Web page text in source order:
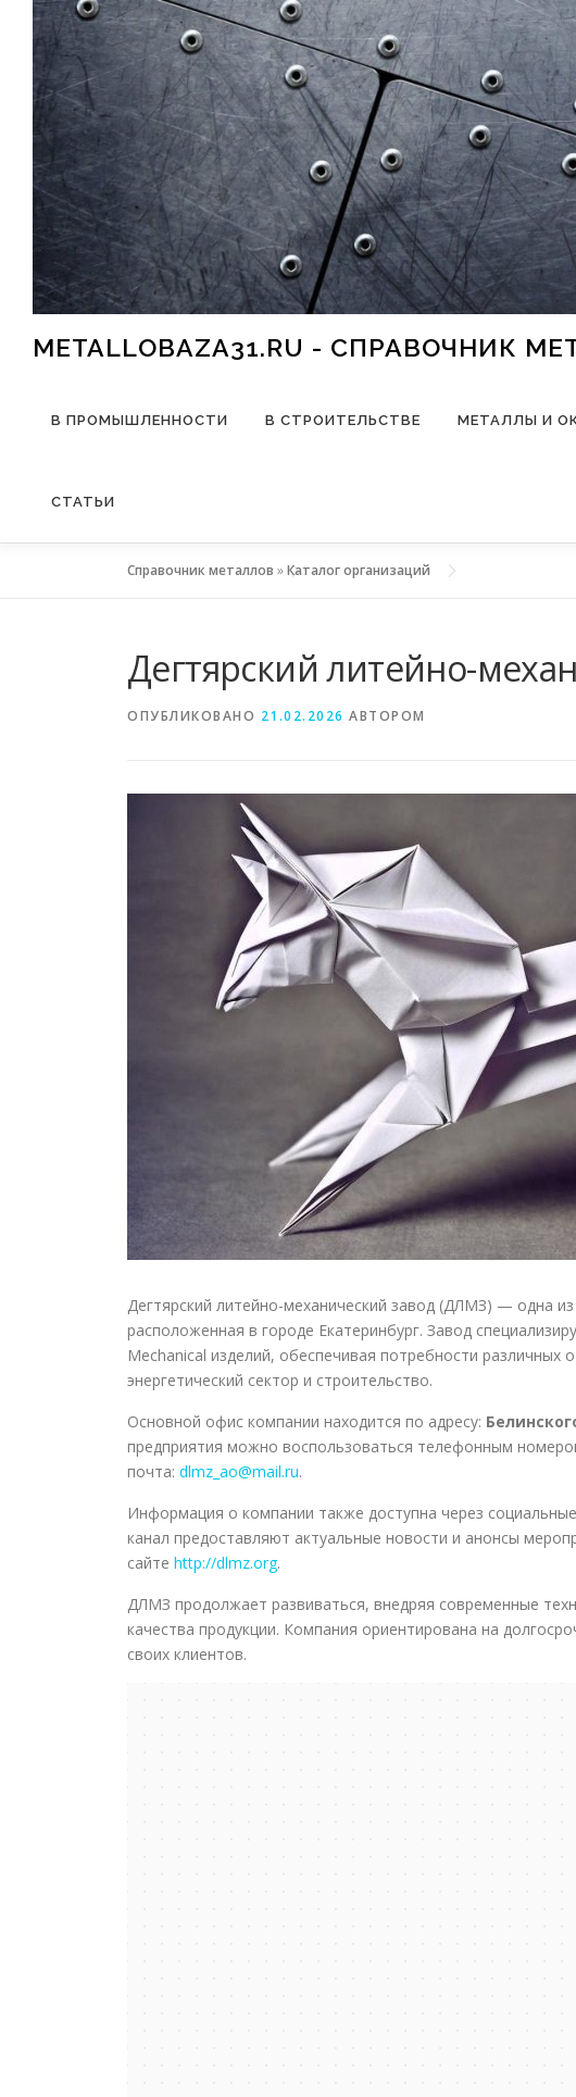
Перейти к содержимому
METALLOBAZA31.RU - СПРАВОЧНИК
В ПРОМЫШЛЕННОСТИ В СТРОИТЕЛЬСТВЕ МЕТАЛЛЫ И
СТАТЬИ
Справочник металлов »Каталог организаций
Дегтярский литейно-
ОПУБЛИКОВАНО 21.02.2026 АВТОРОМ
Дегтярский литейно-механический завод (ДЛМЗ) — одна
расположенная в городе Екатеринбург. Завод
Mechanical изделий, обеспечивая потребности
энергетический сектор и строительство.
Основной офис компании находится по адресу:
предприятия можно воспользоваться телефонным
почта: dlmz_ao@mail.ru.
Информация о компании также доступна через
канал предоставляют актуальные новости и анонсы
сайте http://dlmz.org.
ДЛМЗ продолжает развиваться, внедряя современные
качества продукции. Компания ориентирована на
своих клиентов.